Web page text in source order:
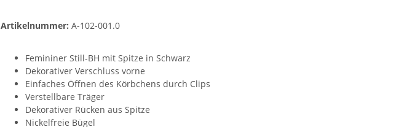
Artikelnummer: A-102-001.0
Femininer Still-BH mit Spitze in Schwarz
Dekorativer Verschluss vorne
Einfaches Öffnen des Körbchens durch Clips
Verstellbare Träger
Dekorativer Rücken aus Spitze
Nickelfreie Bügel